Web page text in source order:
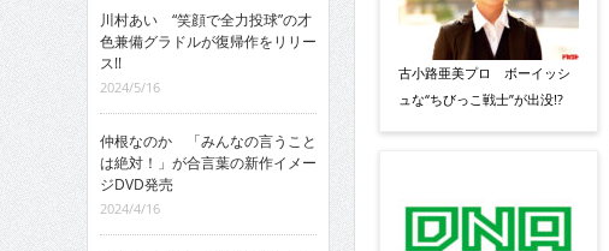
古小路亜美プロ ボーイッシ
ュな“ちびっこ戦士”が出没!?
川村あい “笑顔で全力投球”の才
色兼備グラドルが復帰作をリリー
ス!!
2024/5/16
仲根なのか 「みんなの言うこと
は絶対！」が合言葉の新作イメー
ジDVD発売
2024/4/16